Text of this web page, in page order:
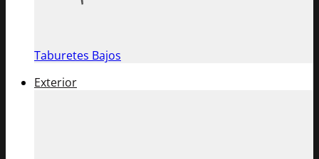
Taburetes Bajos
Exterior